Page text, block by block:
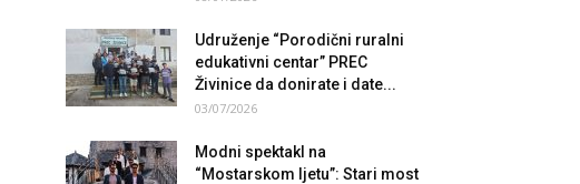
Udruženje “Porodični ruralni
edukativni centar” PREC
Živinice da donirate i date...
03/07/2026
Modni spektakl na
“Mostarskom ljetu”: Stari most